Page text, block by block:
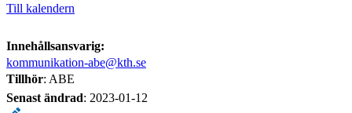
Till kalendern
Innehållsansvarig:
kommunikation-abe@kth.se
Tillhör: ABE
Senast ändrad: 2023-01-12